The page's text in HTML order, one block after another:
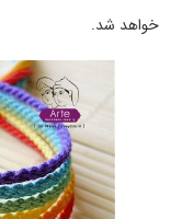
خواهد شد.